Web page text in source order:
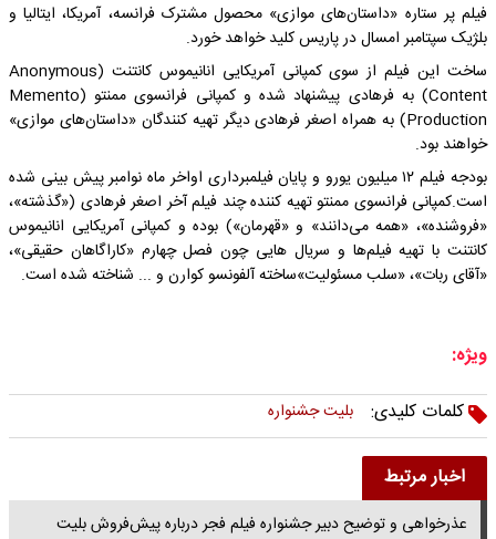
فیلم پر ستاره «داستان‌های موازی» محصول مشترک فرانسه، آمریکا، ایتالیا و
بلژیک سپتامبر امسال در پاریس کلید خواهد خورد.
ساخت این فیلم از سوی کمپانی آمریکایی انانیموس کانتنت (Anonymous
Content) به فرهادی پیشنهاد شده و کمپانی فرانسوی ممنتو (Memento
Production) به همراه اصغر فرهادی دیگر تهیه کنندگان «داستان‌های موازی»
خواهند بود.
بودجه فیلم ۱۲ میلیون یورو و پایان فیلمبرداری اواخر ماه نوامبر پیش بینی شده
است.کمپانی فرانسوی ممنتو تهیه کننده چند فیلم آخر اصغر فرهادی («گذشته»،
«فروشنده»، «همه می‌دانند» و «قهرمان») بوده و کمپانی آمریکایی انانیموس
کانتنت با تهیه فیلم‌ها و سریال هایی چون فصل چهارم «کاراگاهان حقیقی»،
«آقای ربات»، «سلب مسئولیت»ساخته‌ آلفونسو کوارن و ... شناخته شده است.
ویژه:
کلمات کلیدی:
بلیت جشنواره
اخبار مرتبط
عذرخواهی و توضیح دبیر جشنواره فیلم فجر درباره پیش‌فروش بلیت